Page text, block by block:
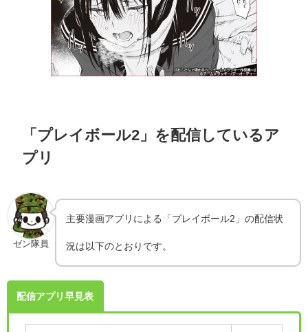
「プレイボール2」を配信しているア
プリ
ゼン隊員
主要漫画アプリによる「プレイボール2」の配信状
況は以下のとおりです。
配信アプリ早見表